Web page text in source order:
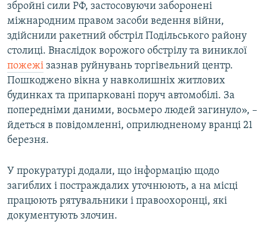
збройні сили РФ, застосовуючи заборонені
міжнародним правом засоби ведення війни,
здійснили ракетний обстріл Подільського району
столиці. Внаслідок ворожого обстрілу та виниклої
пожежі зазнав руйнувань торгівельний центр.
Пошкоджено вікна у навколишніх житлових
будинках та припарковані поруч автомобілі. За
попередніми даними, восьмеро людей загинуло», –
йдеться в повідомленні, оприлюдненому вранці 21
березня.
У прокуратурі додали, що інформацію щодо
загиблих і постраждалих уточнюють, а на місці
працюють рятувальники і правоохоронці, які
документують злочин.